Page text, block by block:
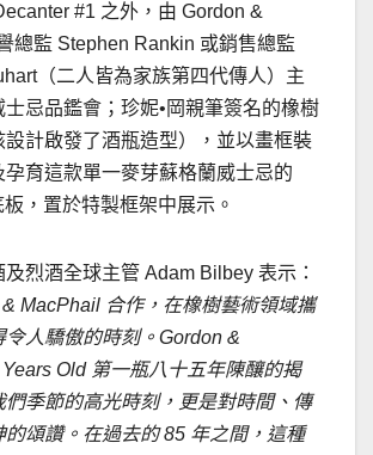
#1 之外，由 Gordon &
總監 Stephen Rankin 或銷售總監
（二人皆為家族第四代傳人）主
忌品鑑會；珍妮•岡親筆簽名的橡樹
設計啟發了酒瓶造型），並以畫框裝
育這款單一麥芽蘇格蘭威士忌的
，置於特製框架中展示。
烈酒全球主管 Adam Bilbey 表示：
MacPhail 合作，在橡樹藝術領域攜
令人驕傲的時刻。Gordon &
Old 第一瓶八十五年陳釀的揭
們季節的高光時刻，更是對時間、傳
的頌讚。在過去的 85 年之間，這種